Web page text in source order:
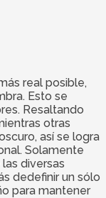
real posible,
Esto se
Resaltando
otras
así se logra
Solamente
diversas
dedefinir un sólo
para mantener